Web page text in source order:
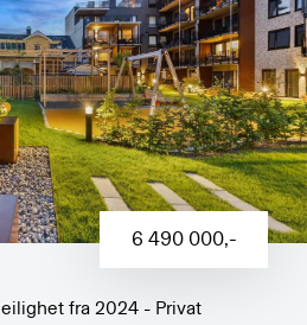
6 490 000,-
fra 2024 - Privat